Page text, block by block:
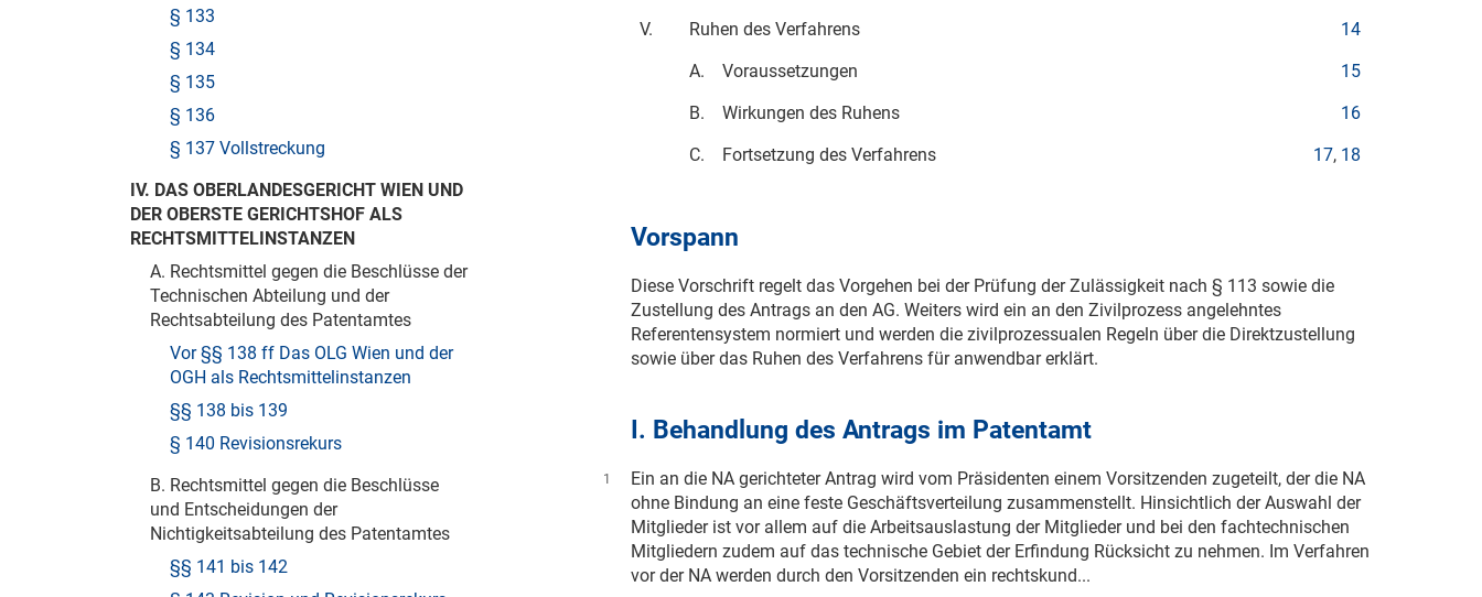
§ 133
§ 134
§ 135
§ 136
§ 137 Vollstreckung
IV. DAS OBERLANDESGERICHT WIEN UND
DER OBERSTE GERICHTSHOF ALS
RECHTSMITTELINSTANZEN
A. Rechtsmittel gegen die Beschlüsse der
Technischen Abteilung und der
Rechtsabteilung des Patentamtes
Vor §§ 138 ff Das OLG Wien und der
OGH als Rechtsmittelinstanzen
§§ 138 bis 139
§ 140 Revisionsrekurs
B. Rechtsmittel gegen die Beschlüsse
und Entscheidungen der
Nichtigkeitsabteilung des Patentamtes
§§ 141 bis 142
V.
Ruhen des Verfahrens
14
A.
Voraussetzungen
15
B.
Wirkungen des Ruhens
16
C.
Fortsetzung des Verfahrens 17, 18
Vorspann
Diese Vorschrift regelt das Vorgehen bei der Prüfung der Zulässigkeit nach § 113 sowie die
Zustellung des Antrags an den AG. Weiters wird ein an den Zivilprozess angelehntes
Referentensystem normiert und werden die zivilprozessualen Regeln über die Direktzustellung
sowie über das Ruhen des Verfahrens für anwendbar erklärt.
I. Behandlung des Antrags im Patentamt
1
Ein an die NA gerichteter Antrag wird vom Präsidenten einem Vorsitzenden zugeteilt, der die NA
ohne Bindung an eine feste Geschäftsverteilung zusammenstellt. Hinsichtlich der Auswahl der
Mitglieder ist vor allem auf die Arbeitsauslastung der Mitglieder und bei den fachtechnischen
Mitgliedern zudem auf das technische Gebiet der Erfindung Rücksicht zu nehmen. Im Verfahren
vor der NA werden durch den Vorsitzenden ein rechtskund...